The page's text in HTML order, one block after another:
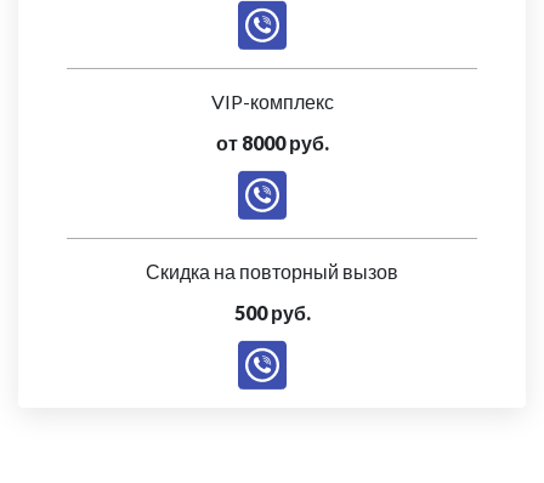
VIP-комплекс
от 8000 руб.
Скидка на повторный вызов
500 руб.